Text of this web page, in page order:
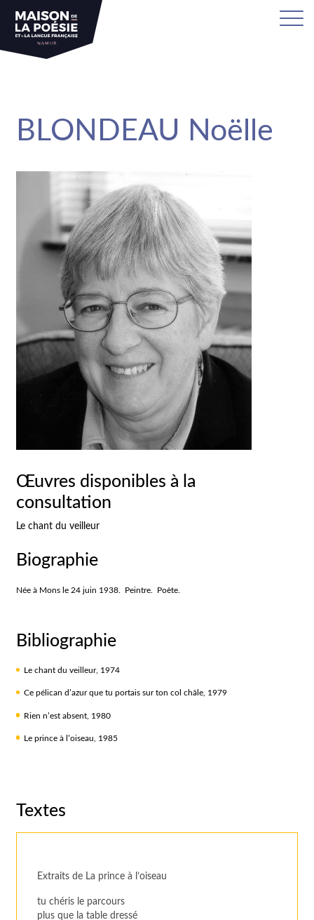
BLONDEAU Noëlle
Œuvres disponibles à la
consultation
Le chant du veilleur
Biographie
Née à Mons le 24 juin 1938. Peintre. Poète.
Bibliographie
Le chant du veilleur, 1974
Ce pélican d’azur que tu portais sur ton col châle, 1979
Rien n’est absent, 1980
Le prince à l’oiseau, 1985
Textes
Extraits de La prince à l’oiseau
tu chéris le parcours
plus que la table dressé